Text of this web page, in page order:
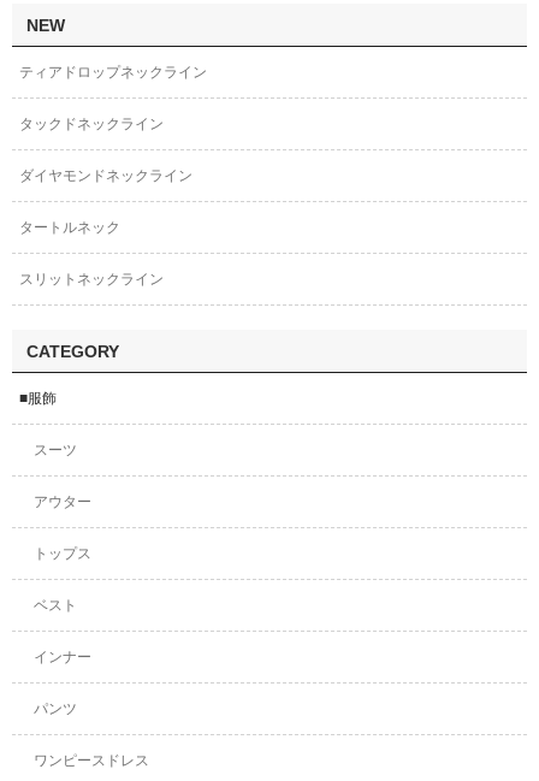
NEW
ティアドロップネックライン
タックドネックライン
ダイヤモンドネックライン
タートルネック
スリットネックライン
CATEGORY
■服飾
スーツ
アウター
トップス
ベスト
インナー
パンツ
ワンピースドレス